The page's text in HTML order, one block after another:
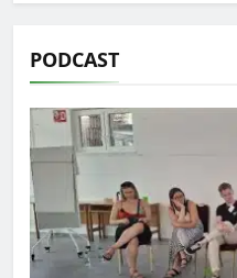
PODCAST